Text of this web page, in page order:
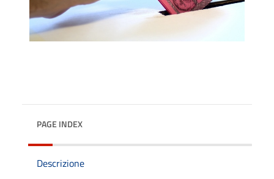
PAGE INDEX
Descrizione